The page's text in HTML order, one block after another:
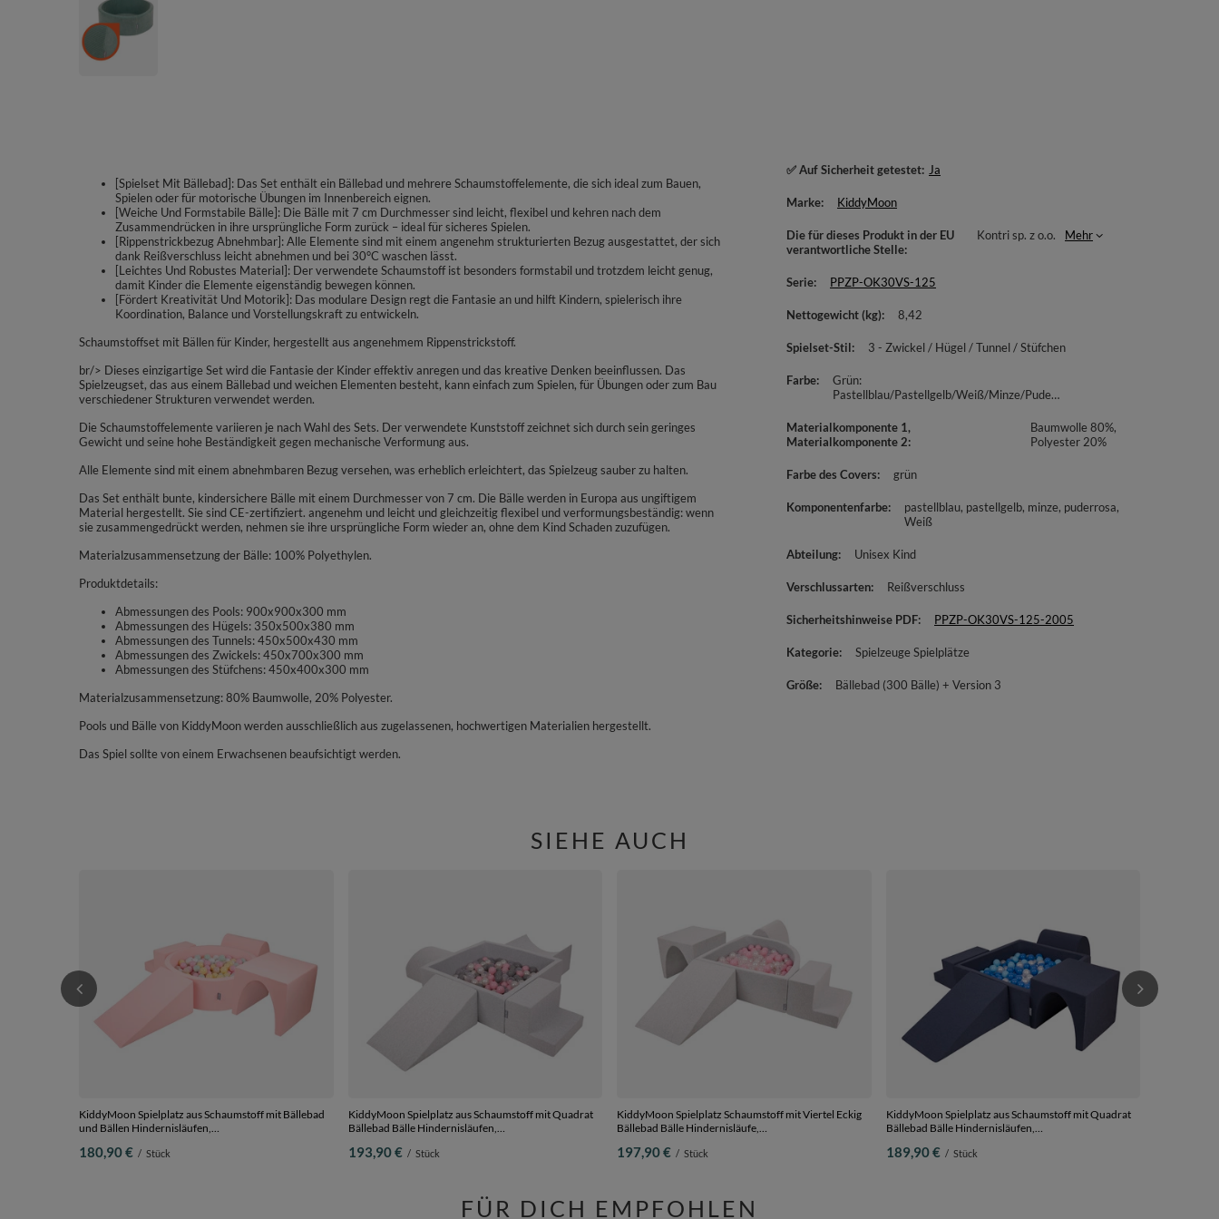
[Spielset Mit Bällebad]: Das Set enthält ein Bällebad und mehrere Schaumstoffelemente, die sich ideal zum Bauen,
Spielen oder für motorische Übungen im Innenbereich eignen.
[Weiche Und Formstabile Bälle]: Die Bälle mit 7 cm Durchmesser sind leicht, flexibel und kehren nach dem
Zusammendrücken in ihre ursprüngliche Form zurück – ideal für sicheres Spielen.
[Rippenstrickbezug Abnehmbar]: Alle Elemente sind mit einem angenehm strukturierten Bezug ausgestattet, der sich
dank Reißverschluss leicht abnehmen und bei 30°C waschen lässt.
[Leichtes Und Robustes Material]: Der verwendete Schaumstoff ist besonders formstabil und trotzdem leicht genug,
damit Kinder die Elemente eigenständig bewegen können.
[Fördert Kreativität Und Motorik]: Das modulare Design regt die Fantasie an und hilft Kindern, spielerisch ihre
Koordination, Balance und Vorstellungskraft zu entwickeln.
Schaumstoffset mit Bällen für Kinder, hergestellt aus angenehmem Rippenstrickstoff.
br/> Dieses einzigartige Set wird die Fantasie der Kinder effektiv anregen und das kreative Denken beeinflussen. Das
Spielzeugset, das aus einem Bällebad und weichen Elementen besteht, kann einfach zum Spielen, für Übungen oder zum Bau
verschiedener Strukturen verwendet werden.
Die Schaumstoffelemente variieren je nach Wahl des Sets. Der verwendete Kunststoff zeichnet sich durch sein geringes
Gewicht und seine hohe Beständigkeit gegen mechanische Verformung aus.
Alle Elemente sind mit einem abnehmbaren Bezug versehen, was erheblich erleichtert, das Spielzeug sauber zu halten.
Das Set enthält bunte, kindersichere Bälle mit einem Durchmesser von 7 cm. Die Bälle werden in Europa aus ungiftigem
Material hergestellt. Sie sind CE-zertifiziert. angenehm und leicht und gleichzeitig flexibel und verformungsbeständig: wenn
sie zusammengedrückt werden, nehmen sie ihre ursprüngliche Form wieder an, ohne dem Kind Schaden zuzufügen.
Materialzusammensetzung der Bälle: 100% Polyethylen.
Produktdetails:
Abmessungen des Pools: 900x900x300 mm
Abmessungen des Hügels: 350x500x380 mm
Abmessungen des Tunnels: 450x500x430 mm
Abmessungen des Zwickels: 450x700x300 mm
Abmessungen des Stüfchens: 450x400x300 mm
Materialzusammensetzung: 80% Baumwolle, 20% Polyester.
Pools und Bälle von KiddyMoon werden ausschließlich aus zugelassenen, hochwertigen Materialien hergestellt.
Das Spiel sollte von einem Erwachsenen beaufsichtigt werden.
✅ Auf Sicherheit getestet Ja
Marke KiddyMoon
Die für dieses Produkt in der EU
verantwortliche Stelle
Kontri sp. z o.o. Mehr
Serie PPZP-OK30VS-125
Nettogewicht (kg) 8,42
Spielset-Stil 3 - Zwickel / Hügel / Tunnel / Stüfchen
Farbe
Grün:
Pastellblau/Pastellgelb/Weiß/Minze/Puderrosa
Materialkomponente 1,
Materialkomponente 2
Baumwolle 80%,
Polyester 20%
Farbe des Covers grün
Komponentenfarbe pastellblau pastellgelb minze puderrosa
Weiß
Abteilung Unisex Kind
Verschlussarten Reißverschluss
Sicherheitshinweise PDF PPZP-OK30VS-125-2005
Kategorie Spielzeuge Spielplätze
Größe Bällebad (300 Bälle) + Version 3
SIEHE AUCH
KiddyMoon Spielplatz aus Schaumstoff mit Bällebad
und Bällen Hindernisläufen,
Bällebad (200 Bälle) + Version 3
180,90 € / Stück
KiddyMoon Spielplatz aus Schaumstoff mit Quadrat
Bällebad Bälle Hindernisläufen,
(300 Bälle) + Version 5
193,90 € / Stück
KiddyMoon Spielplatz Schaumstoff mit Viertel Eckig
Bällebad Bälle Hindernisläufe,
Bälle) + Version 3
197,90 € / Stück
KiddyMoon Spielplatz aus Schaumstoff mit Quadrat
Bällebad Bälle Hindernisläufen,
+ Version 3
189,90 € / Stück
FÜR DICH EMPFOHLEN